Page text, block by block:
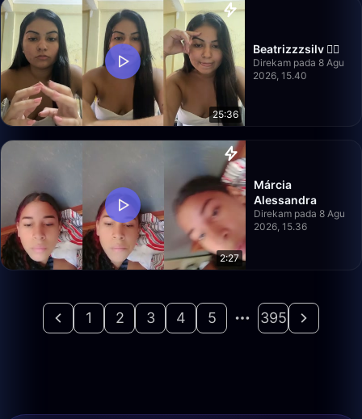
25:36
Beatrizzzsilv ❤️‍🔥
Direkam pada 8 Agu
2026, 15.40
2:27
Márcia
Alessandra
Direkam pada 8 Agu
2026, 15.36
1 2 3 4 5 395